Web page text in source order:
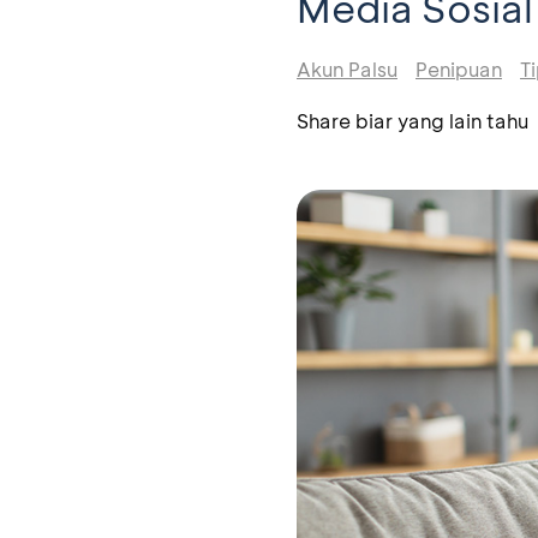
Akun Palsu Penipuan
Share biar yang lain tahu